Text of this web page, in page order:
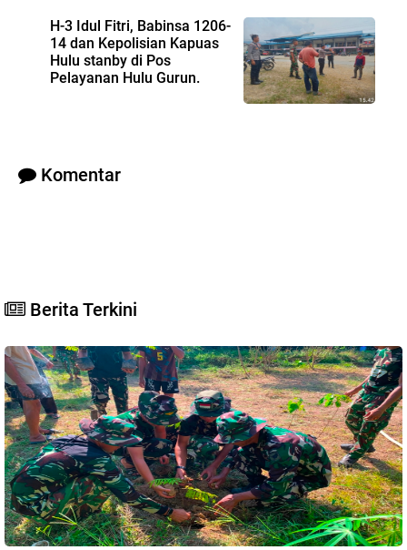
H-3 Idul Fitri, Babinsa 1206-
14 dan Kepolisian Kapuas
Hulu stanby di Pos
Pelayanan Hulu Gurun.
Komentar
Berita Terkini